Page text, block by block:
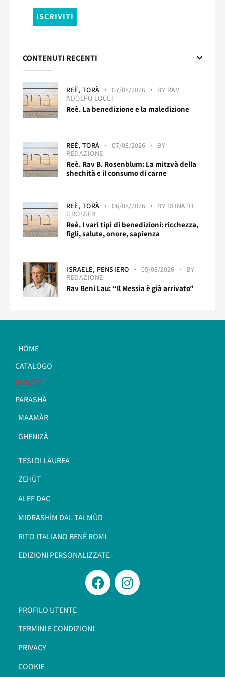
CONTENUTI RECENTI
REÈ, TORÀ 07/08/2026 BY RAV
ADOLFO LOCCI
Reè. La benedizione e la maledizione
REÈ, TORÀ 07/08/2026
BY
REDAZIONE
Reè. Rav B. Rosenblum: La mitzvà della
shechità e il consumo di carne
REÈ, TORÀ 06/08/2026 BY DONATO
GROSSER
Reè. I vari tipi di benedizioni: ricchezza,
figli, salute, onore, sapienza
ISRAELE, PENSIERO 05/08/2026
BY
REDAZIONE
Rav Beni Lau: “Il Messia è già arrivato”
HOME
CATALOGO
KOLÒT
PARASHÀ
MAAMÀR
GHENIZÀ
TESI DI LAUREA
ZEHÙT
ALEF DAC
MIDRASHÌM DAL TALMÙD
RITO ITALIANO BENÈ ROMI​
EDIZIONI PERSONALIZZATE
PROFILO UTENTE
TERMINI E CONDIZIONI
PRIVACY
COOKIE